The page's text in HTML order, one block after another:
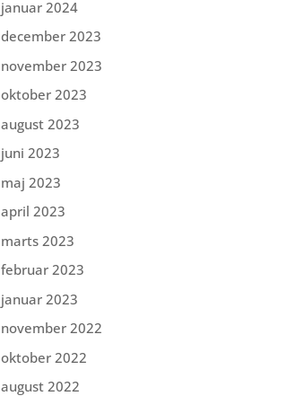
januar 2024
december 2023
november 2023
oktober 2023
august 2023
juni 2023
maj 2023
april 2023
marts 2023
februar 2023
januar 2023
november 2022
oktober 2022
august 2022